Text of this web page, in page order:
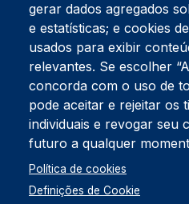
Endereço Postal
Apartado 42
Rua Gil Eanes 31
3834-908 Gafanha da Nazaré
Estúdios
Rua Prior Guerra
Edifício do Centro Cultural da
3830-556 Gafanha da Nazaré
Rodapé
Cookies
Política de
gerar dados agregados
e estatísticas; e cookies
usados para exibir
relevantes. Se escolher
concorda com o uso de
pode aceitar e rejeitar os
individuais e revogar seu
futuro a qualquer
Política de cookies
Definições de Cookie